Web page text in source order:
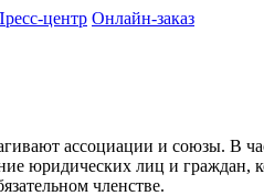
центр Онлайн-заказ
ассоциации и союзы. В
юридических лиц и граждан,
членстве.